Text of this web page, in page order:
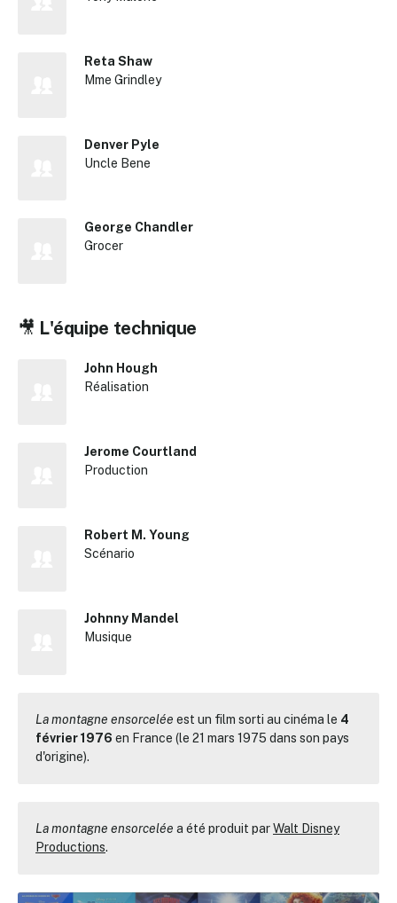
Reta Shaw
Mme Grindley
Denver Pyle
Uncle Bene
George Chandler
Grocer
🎥 L'équipe technique
John Hough
Réalisation
Jerome Courtland
Production
Robert M. Young
Scénario
Johnny Mandel
Musique
La montagne ensorcelée est un film sorti au cinéma le 4
février 1976 en France (le 21 mars 1975 dans son pays
d'origine).
La montagne ensorcelée a été produit parWalt Disney
Productions.
✕